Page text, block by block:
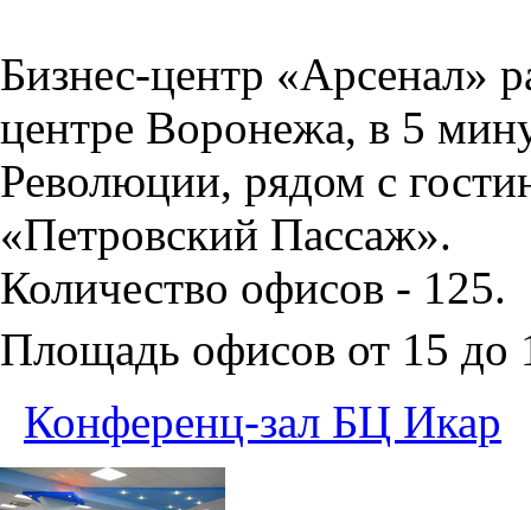
Бизнес-центр «Арсенал»
центре Воронежа, в 5
Революции, рядом с
«Петровский Пассаж».
Количество офисов - 125.
Площадь офисов от 15 до
Конференц-зал БЦ Икар